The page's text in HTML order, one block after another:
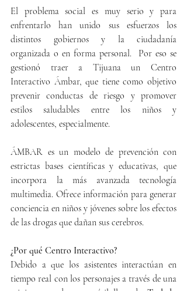
El problema social es muy serio y para
enfrentarlo han unido sus esfuerzos los
distintos gobiernos y la ciudadanía
organizada o en forma personal.  Por eso se
gestionó traer a Tijuana un Centro
Interactivo Ámbar, que tiene como objetivo
prevenir conductas de riesgo y promover
estilos saludables entre los niños y
adolescentes, especialmente.
ÁMBAR es un modelo de prevención con
estrictas bases científicas y educativas, que
incorpora la más avanzada tecnología
multimedia. Ofrece información para generar
conciencia en niños y jóvenes sobre los efectos
de las drogas que dañan sus cerebros.
¿Por qué Centro Interactivo?
Debido a que los asistentes interactúan en
tiempo real con los personajes a través de una